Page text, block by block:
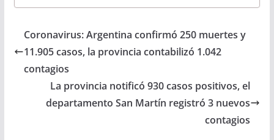
Coronavirus: Argentina confirmó 250 muertes y
11.905 casos, la provincia contabilizó 1.042
contagios
La provincia notificó 930 casos positivos, el
departamento San Martín registró 3 nuevos
contagios